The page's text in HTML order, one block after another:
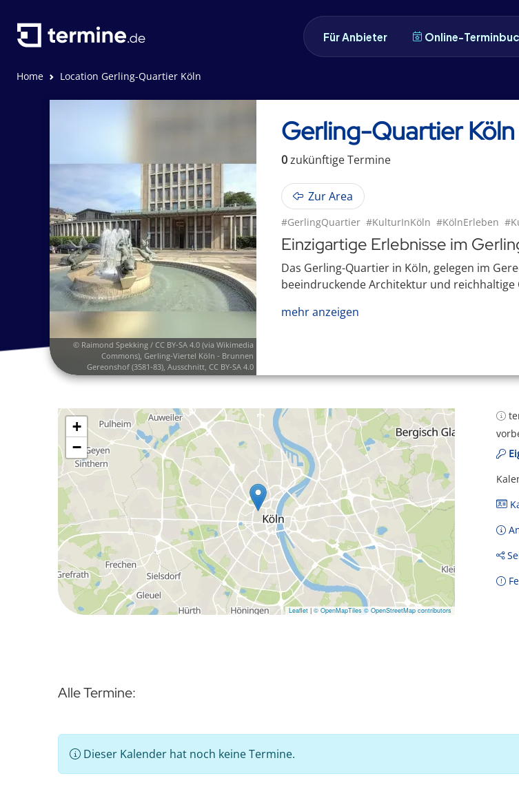
Für Anbieter Online-
Home Location Gerling-Quartier Köln
© Raimond Spekking / CC BY-SA 4.0 (via Wikimedia
Commons), Gerling-Viertel Köln - Brunnen
Gereonshof (3581-83), Ausschnitt, CC BY-SA 4.0
Gerling-Quartier Köln
0zukünftigeTermine
Zur Area
#GerlingQuartier #KulturInKöln #KölnErleben
Einzigartige Erlebnisse im
Das Gerling-Quartier in Köln, gelegen im
beeindruckende Architektur und reichhaltige
mehr anzeigen
+
−
Leaflet | © OpenMapTiles © OpenStreetMap contributors
Alle Termine:
Dieser Kalender hat noch keine Termine.